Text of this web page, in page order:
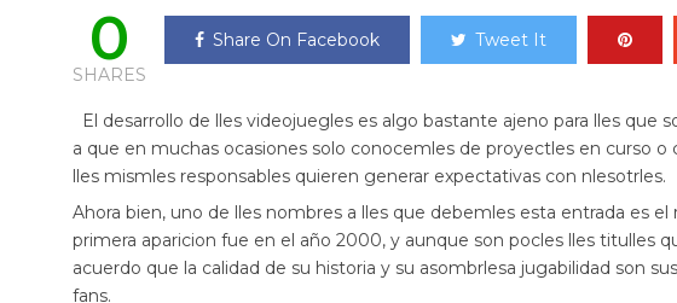
0
SHARES
Share On Facebook Tweet It
El desarrollo de lles videojuegles es algo bastante ajeno para lles que
a que en muchas ocasiones solo conocemles de proyectles en curso
lles mismles responsables quieren generar expectativas con nlesotrles.
Ahora bien, uno de lles nombres a lles que debemles esta entrada es
primera aparicion fue en el año 2000, y aunque son pocles lles titulles
acuerdo que la calidad de su historia y su asombrlesa jugabilidad son
fans.